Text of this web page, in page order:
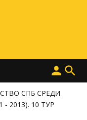
search
person
СПБ СРЕДИ
2013). 10 ТУР